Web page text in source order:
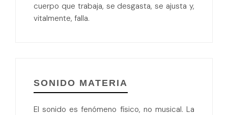
cuerpo que trabaja, se desgasta, se ajusta y,
vitalmente, falla.
SONIDO MATERIA
El sonido es fenómeno físico, no musical. La